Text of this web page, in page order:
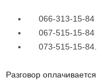
066-313-15-84
067-515-15-84
073-515-15-84.
Разговор